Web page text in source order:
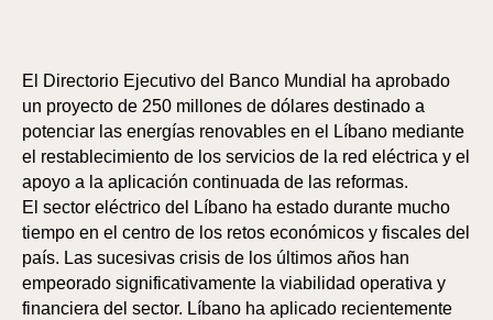
El Directorio Ejecutivo del Banco Mundial ha aprobado
un proyecto de 250 millones de dólares destinado a
potenciar las energías renovables en el Líbano mediante
el restablecimiento de los servicios de la red eléctrica y el
apoyo a la aplicación continuada de las reformas.
El sector eléctrico del Líbano ha estado durante mucho
tiempo en el centro de los retos económicos y fiscales del
país. Las sucesivas crisis de los últimos años han
empeorado significativamente la viabilidad operativa y
financiera del sector. Líbano ha aplicado recientemente